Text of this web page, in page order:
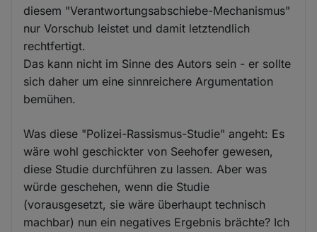
diesem "Verantwortungsabschiebe-Mechanismus"
nur Vorschub leistet und damit letztendlich
rechtfertigt.
Das kann nicht im Sinne des Autors sein - er sollte
sich daher um eine sinnreichere Argumentation
bemühen.
Was diese "Polizei-Rassismus-Studie" angeht: Es
wäre wohl geschickter von Seehofer gewesen,
diese Studie durchführen zu lassen. Aber was
würde geschehen, wenn die Studie
(vorausgesetzt, sie wäre überhaupt technisch
machbar) nun ein negatives Ergebnis brächte? Ich